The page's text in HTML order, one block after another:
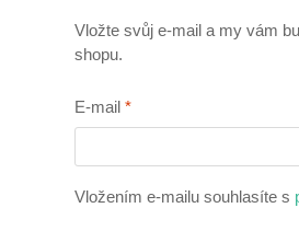
Vložte svůj e-mail a my vám
shopu.
E-mail
Vložením e-mailu souhlasíte s